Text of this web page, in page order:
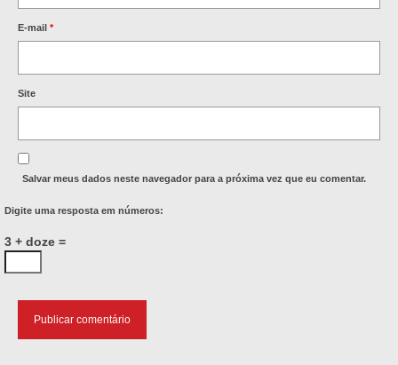
E-mail *
Site
Salvar meus dados neste navegador para a próxima vez que eu comentar.
Digite uma resposta em números:
3 + doze =